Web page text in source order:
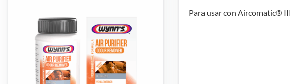
Para usar con Aircomatic®